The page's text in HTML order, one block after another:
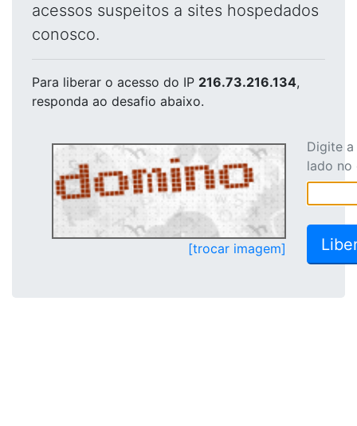
acessos suspeitos a sites hospedados
conosco.
Para liberar o acesso do IP 216.73.216.134,
responda ao desafio abaixo.
[trocar imagem]
Digite
lado no